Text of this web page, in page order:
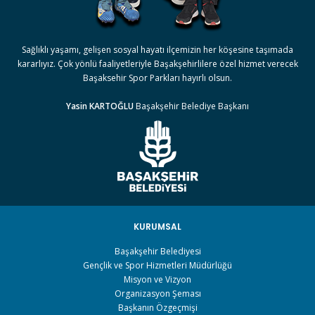
Sağlıklı yaşamı, gelişen sosyal hayatı ilçemizin her köşesine taşımada
kararlıyız. Çok yönlü faaliyetleriyle Başakşehirlilere özel hizmet verecek
Başaksehir Spor Parkları hayırlı olsun.
Yasin KARTOĞLU Başakşehir Belediye Başkanı
KURUMSAL
Başakşehir Belediyesi
Gençlik ve Spor Hizmetleri Müdürlüğü
Misyon ve Vizyon
Organizasyon Şeması
Başkanın Özgeçmişi